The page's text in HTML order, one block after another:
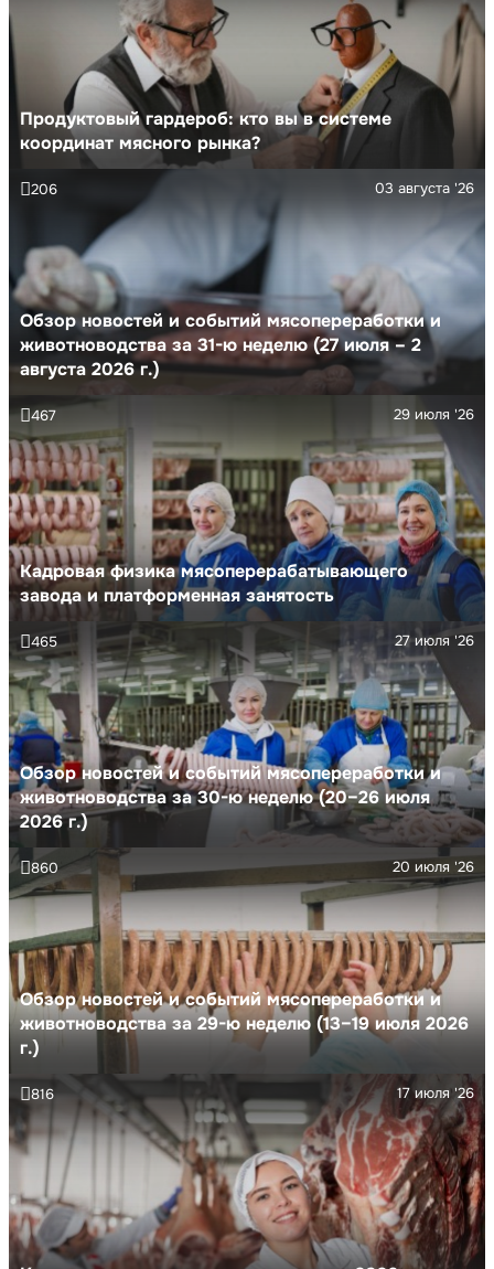
Продуктовый гардероб: кто вы в системе
координат мясного рынка?
Обзор новостей и событий мясопереработки и
животноводства за 31-ю неделю (27 июля – 2
августа 2026 г.)
03 августа '26
206
Кадровая физика мясоперерабатывающего
завода и платформенная занятость
29 июля '26
467
Обзор новостей и событий мясопереработки и
животноводства за 30-ю неделю (20–26 июля
2026 г.)
27 июля '26
465
Обзор новостей и событий мясопереработки и
животноводства за 29-ю неделю (13–19 июля 2026
г.)
20 июля '26
860
17 июля '26
816